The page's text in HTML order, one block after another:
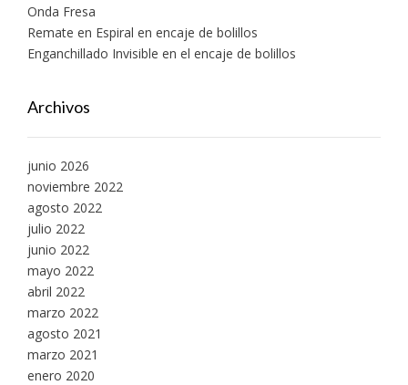
Onda Fresa
Remate en Espiral en encaje de bolillos
Enganchillado Invisible en el encaje de bolillos
Archivos
junio 2026
noviembre 2022
agosto 2022
julio 2022
junio 2022
mayo 2022
abril 2022
marzo 2022
agosto 2021
marzo 2021
enero 2020